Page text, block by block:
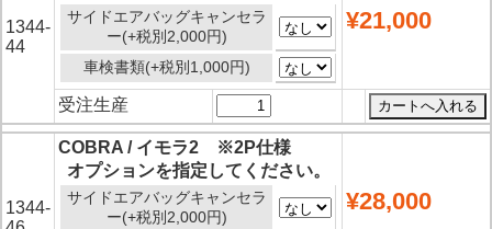
1344-
44
サイドエアバッグキャンセラ
ー(+税別2,000円)
車検書類(+税別1,000円)
¥21,000
受注生産
1344-
COBRA / イモラ2 ※2P仕様
オプションを指定してください。
サイドエアバッグキャンセラ
ー(+税別2,000円)
¥28,000